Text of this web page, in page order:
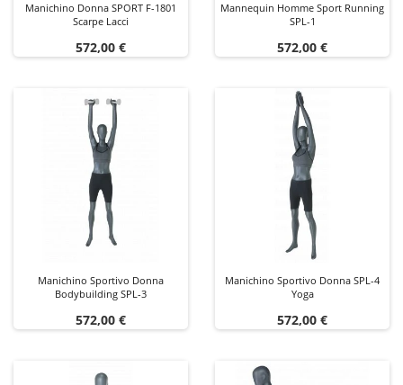
Manichino Donna SPORT F-1801
Scarpe Lacci
Prezzo
572,00 €
Mannequin Homme Sport Running
SPL-1
Prezzo
572,00 €
Manichino Sportivo Donna
Bodybuilding SPL-3
Prezzo
572,00 €
Manichino Sportivo Donna SPL-4
Yoga
Prezzo
572,00 €